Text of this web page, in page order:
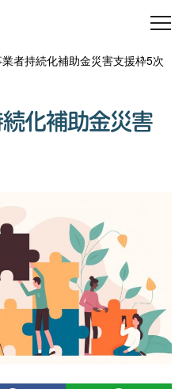
員登録
イン
者持続化補助金災害支援枠5次
化補助金災害